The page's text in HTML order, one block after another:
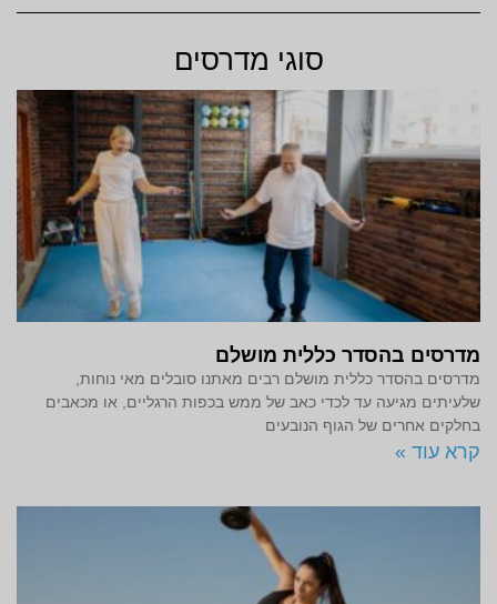
סוגי מדרסים
מדרסים בהסדר כללית מושלם
מדרסים בהסדר כללית מושלם רבים מאתנו סובלים מאי נוחות,
שלעיתים מגיעה עד לכדי כאב של ממש בכפות הרגליים, או מכאבים
בחלקים אחרים של הגוף הנובעים
קרא עוד »